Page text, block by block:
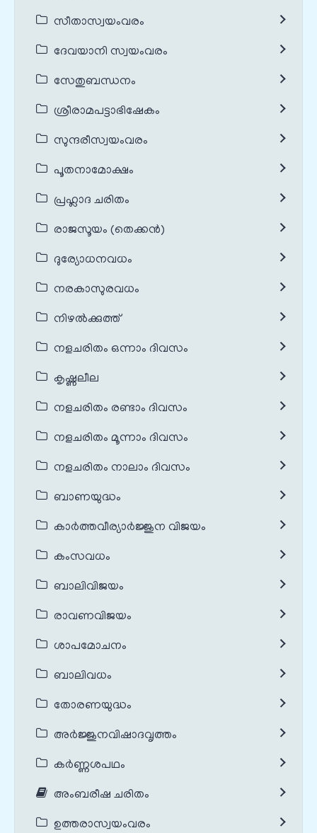
സീതാസ്വയംവരം
ദേവയാനി സ്വയംവരം
സേതുബന്ധനം
ശ്രീരാമപട്ടാഭിഷേകം
സുന്ദരീസ്വയംവരം
പൂതനാമോക്ഷം
പ്രഹ്ലാദ ചരിതം
രാജസൂയം (തെക്കൻ)
ദുര്യോധനവധം
നരകാസുരവധം
നിഴൽക്കുത്ത്
നളചരിതം ഒന്നാം ദിവസം
കൃഷ്ണലീല
നളചരിതം രണ്ടാം ദിവസം
നളചരിതം മൂന്നാം ദിവസം
നളചരിതം നാലാം ദിവസം
ബാണയുദ്ധം
കാർത്തവീര്യാർജ്ജുന വിജയം
കംസവധം
ബാലിവിജയം
രാവണവിജയം
ശാപമോചനം
ബാലിവധം
തോരണയുദ്ധം
അർജ്ജുനവിഷാദവൃത്തം
കർണ്ണശപഥം
അംബരീഷ ചരിതം
ഉത്തരാസ്വയംവരം